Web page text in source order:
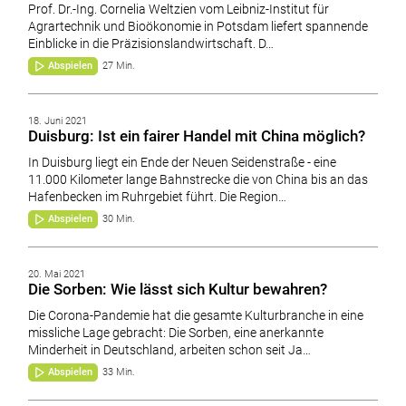
Prof. Dr.-Ing. Cornelia Weltzien vom Leibniz-Institut für
Agrartechnik und Bioökonomie in Potsdam liefert spannende
Einblicke in die Präzisionslandwirtschaft. D…
Abspielen 27 Min.
18. Juni 2021
Duisburg: Ist ein fairer Handel mit China möglich?
In Duisburg liegt ein Ende der Neuen Seidenstraße - eine
11.000 Kilometer lange Bahnstrecke die von China bis an das
Hafenbecken im Ruhrgebiet führt. Die Region…
Abspielen 30 Min.
20. Mai 2021
Die Sorben: Wie lässt sich Kultur bewahren?
Die Corona-Pandemie hat die gesamte Kulturbranche in eine
missliche Lage gebracht: Die Sorben, eine anerkannte
Minderheit in Deutschland, arbeiten schon seit Ja…
Abspielen 33 Min.